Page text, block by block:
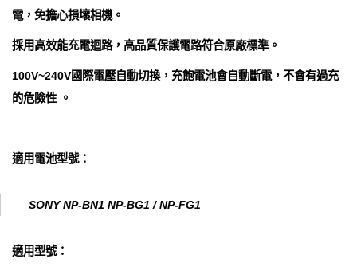
電，免擔心損壞相機。
採用高效能充電迴路，高品質保護電路符合原廠標準。
100V~240V國際電壓自動切換，充飽電池會自動斷電，不會有過充
的危險性 。
適用電池型號：
SONY NP-BN1 NP-BG1 / NP-FG1
適用型號：